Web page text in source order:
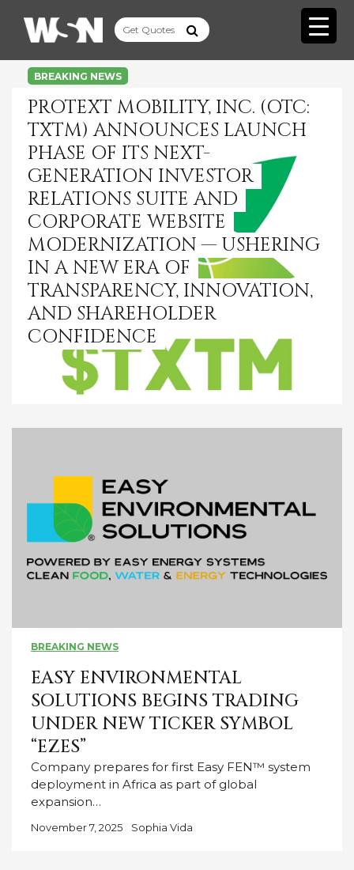
BREAKING NEWS
PROTEXT MOBILITY, INC. (OTC:
TXTM) ANNOUNCES LAUNCH
PHASE OF ITS NEXT-
GENERATION INVESTOR
RELATIONS SUITE AND
CORPORATE WEBSITE
MODERNIZATION — USHERING
IN A NEW ERA OF
TRANSPARENCY, INNOVATION,
AND SHAREHOLDER
CONFIDENCE
BREAKING NEWS
EASY ENVIRONMENTAL
SOLUTIONS BEGINS TRADING
UNDER NEW TICKER SYMBOL
“EZES”
Company prepares for first Easy FEN™ system
deployment in Africa as part of global
expansion…
November 7, 2025 Sophia Vida